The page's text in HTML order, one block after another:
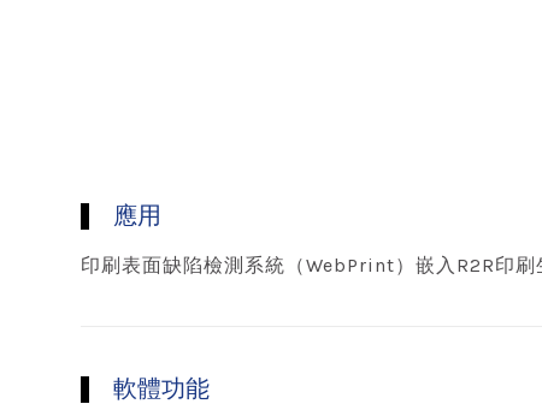
應用
印刷表面缺陷檢測系統（WebPrint）嵌入R2R印刷
軟體功能